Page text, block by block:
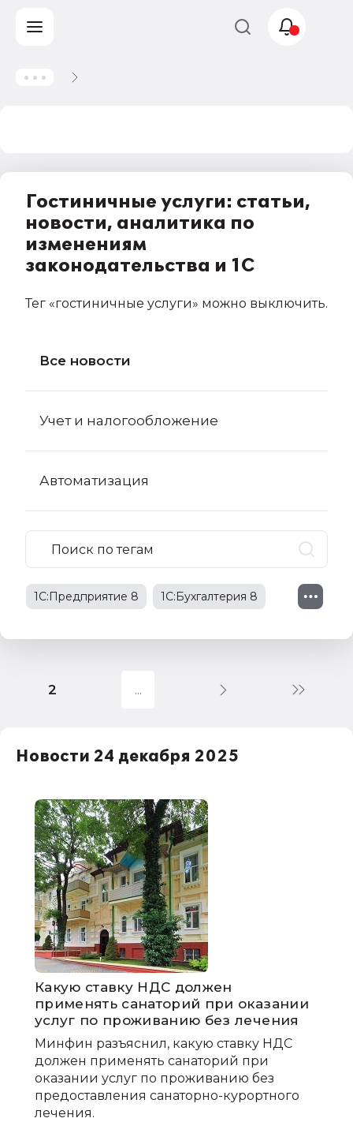
Гостиничные услуги: статьи,
новости, аналитика по
изменениям
законодательства и 1С
Тег «гостиничные услуги» можно выключить.
Все новости
Учет и налогообложение
Автоматизация
1С:Предприятие 8 1С:Бухгалтерия 8
1С:Бухгалтерия государственного
1С:Зарплата и управление персоналом
права работников НДФЛ
1С:Управление производственным
предприятием
2
Новости 24 декабря 2025
Какую ставку НДС должен
применять санаторий при оказании
услуг по проживанию без лечения
Минфин разъяснил, какую ставку НДС
должен применять санаторий при
оказании услуг по проживанию без
предоставления санаторно-курортного
лечения.
Учет и